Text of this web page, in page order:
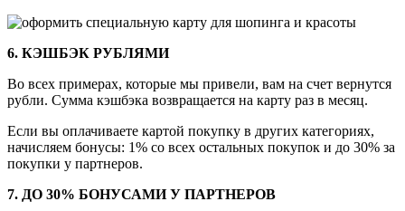
6. КЭШБЭК РУБЛЯМИ
Во всех примерах, которые мы привели, вам на счет вернутся
рубли. Сумма кэшбэка возвращается на карту раз в месяц.
Если вы оплачиваете картой покупку в других категориях,
начисляем бонусы: 1% со всех остальных покупок и до 30% за
покупки у партнеров.
7. ДО 30% БОНУСАМИ У ПАРТНЕРОВ